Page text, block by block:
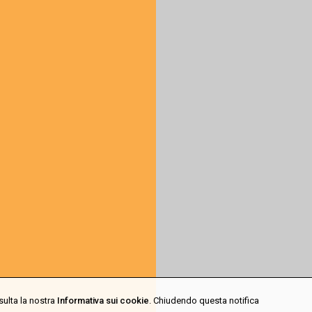
la nostra Informativa sui cookie. Chiudendo questa notifica